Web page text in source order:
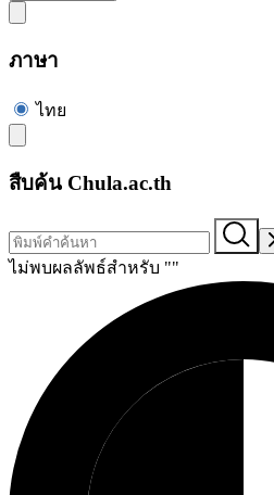
ภาษา
ไทย
สืบค้น Chula.ac.th
ไม่พบผลลัพธ์สำหรับ ""